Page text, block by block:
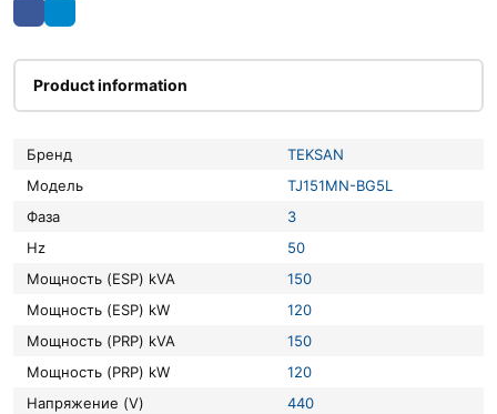
Product information
Бренд
TEKSAN
Модель
TJ151MN-BG5L
Фаза
3
Hz
50
Мощность (ESP) kVA
150
Мощность (ESP) kW
120
Мощность (PRP) kVA
150
Мощность (PRP) kW
120
Напряжение (V)
440